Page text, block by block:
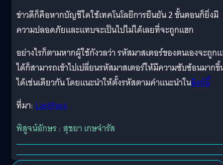
ข่าวดีก็คือหากบัญชีใดใช้เทคโนโลยีการยืนยัน 2 ขั้นตอนก็ยิ่งมี
ความปลอดภัยและแทบจะเป็นไปไม่ได้เลยที่จะถูกแฮก
อย่างไรก็ตามหากผู้ใช้กังวลว่า รหัสมาสเตอร์ของตนเองจะถูก
ได้ก็สามารถเข้าไปเปลี่ยนรหัสมาสเตอร์ให้มีความซับซ้อนมากขึ้
ได้เช่นเดียวกัน โดยแนะนำให้ตั้งรหัสตามคำแนะนำในลิงก์นี้
ที่มา: LastPass
พิสูจน์อักษร : สุชยา เกษจำรัส